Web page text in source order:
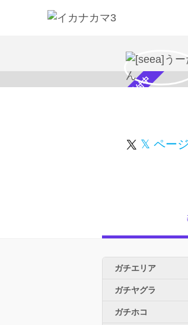
スカウト受付中
𝕏 ページ
ガチエリア
ガチヤグラ
ガチホコ